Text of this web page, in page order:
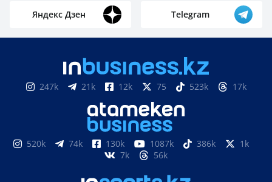
Яндекс Дзен Telegram
247k 21k 12k 75 523k 17k
520k 74k 130k 1087k 386k
1k
7k
56k